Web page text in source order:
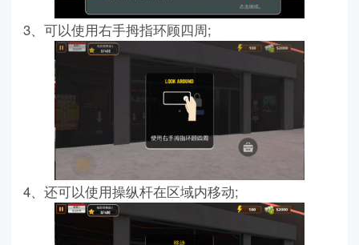
3、可以使用右手拇指环顾四周;
4、还可以使用操纵杆在区域内移动;